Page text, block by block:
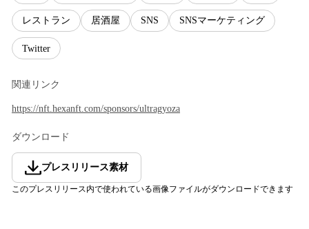
レストラン 居酒屋 SNS SNSマーケティング
Twitter
関連リンク
https://nft.hexanft.com/sponsors/ultragyoza
ダウンロード
プレスリリース素材
このプレスリリース内で使われている画像ファイルがダウンロードできます